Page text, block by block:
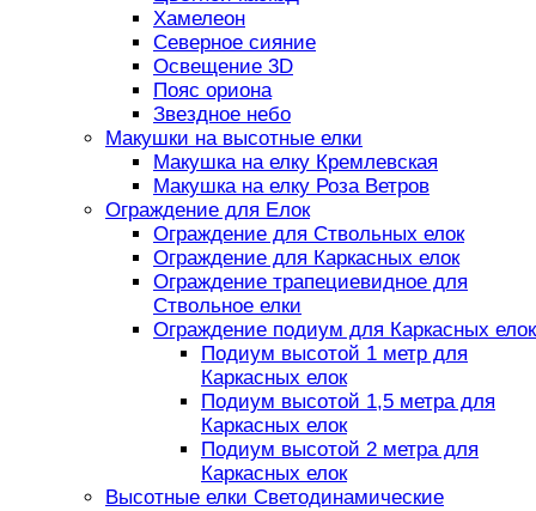
Хамелеон
Северное сияние
Освещение 3D
Пояс ориона
Звездное небо
Макушки на высотные елки
Макушка на елку Кремлевская
Макушка на елку Роза Ветров
Ограждение для Елок
Ограждение для Ствольных елок
Ограждение для Каркасных елок
Ограждение трапециевидное для
Ствольное елки
Ограждение подиум для Каркасных елок
Подиум высотой 1 метр для
Каркасных елок
Подиум высотой 1,5 метра для
Каркасных елок
Подиум высотой 2 метра для
Каркасных елок
Высотные елки Светодинамические